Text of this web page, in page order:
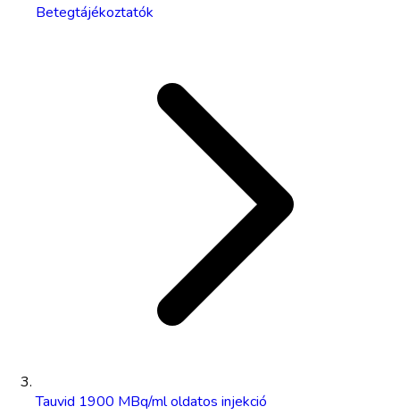
Betegtájékoztatók
Tauvid 1900 MBq/ml oldatos injekció